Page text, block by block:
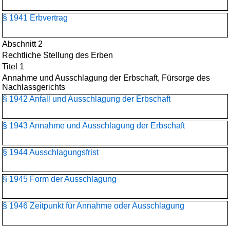
§ 1941 Erbvertrag
Abschnitt 2
Rechtliche Stellung des Erben
Titel 1
Annahme und Ausschlagung der Erbschaft, Fürsorge des
Nachlassgerichts
§ 1942 Anfall und Ausschlagung der Erbschaft
§ 1943 Annahme und Ausschlagung der Erbschaft
§ 1944 Ausschlagungsfrist
§ 1945 Form der Ausschlagung
§ 1946 Zeitpunkt für Annahme oder Ausschlagung